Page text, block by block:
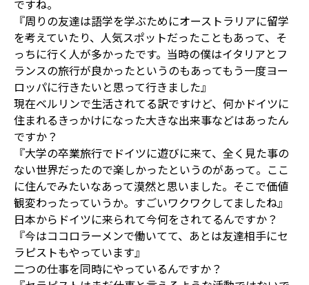
ですね。
『周りの友達は語学を学ぶためにオーストラリアに留学
を考えていたり、人気スポットだったこともあって、そ
っちに行く人が多かったです。当時の僕はイタリアとフ
ランスの旅行が良かったというのもあってもう一度ヨー
ロッパに行きたいと思って行きました』
現在ベルリンで生活されてる訳ですけど、何かドイツに
住まれるきっかけになった大きな出来事などはあったん
ですか？
『大学の卒業旅行でドイツに遊びに来て、全く見た事の
ない世界だったので楽しかったというのがあって。ここ
に住んでみたいなあって漠然と思いました。そこで価値
観変わったっていうか。すごいワクワクしてましたね』
日本からドイツに来られて今何をされてるんですか？
『今はココロラーメンで働いてて、あとは友達相手にセ
ラピストもやっています』
二つの仕事を同時にやっているんですか？